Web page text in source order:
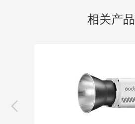
相关产品